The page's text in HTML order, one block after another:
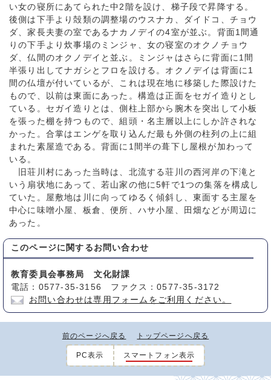
い女の寝所にあてられた中2階を設け、梯子段で昇降する。
後側は下手より殻類の調整場のウスナカ、ダイドコ、チョウ
ダ、家長夫妻の室であるナカノデイの4室が並ぶ。背面1間通
りの下手より炊事場のミンジャ、女の寝室のオクノチョウ
ダ、仏間のオクノデイと並ぶ。ミンジャはさらに背面に1間
半張り出してナガシとフロを設ける。オクノデイは背面に1
間の仏壇が付いているが、これは現在地に移築した際設けた
もので、以前は東面にあった。構造は正面をセガイ造りとし
ている。セガイ造りとは、側柱上部から腕木を突出して小板
を張った棚を持つもので、組頭・名主層以上にしか許されな
かった。合掌はエンゲを取り込んだ最も外側の柱列の上に組
まれた素屋造である。背面に1間半の葺下し屋根が加わって
いる。
旧荘川村にあった当時は、北流する荘川の西河岸の下滝と
いう扇状地にあって、若山家の他に5軒で1つの集落を構成し
ていた。屋敷地は川に向ってゆるく傾斜し、東面する主屋を
中心に味噌小屋、板倉、便所、ハサ小屋、田畑などが周辺に
あった。
このページに関する お問い合わせ
教育委員会事務局 文化財課
電話：0577-35-3156 ファクス：0577-35-3172
お問い合わせは専用フォームをご利用ください。
前のページへ戻る トップページへ戻る
PC表示 スマートフォン表示